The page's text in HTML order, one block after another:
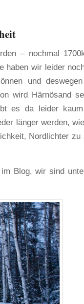
– nochmal
haben wir leider
und
wird Härnösand
es da leider
länger werden,
Nordlichter zu
Blog, wir sind